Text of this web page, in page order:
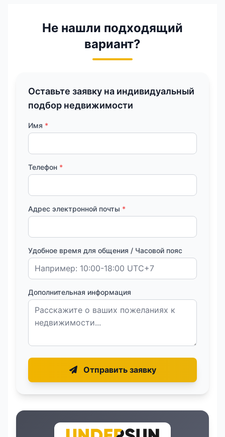
Не нашли подходящий
вариант?
Оставьте заявку на индивидуальный
подбор недвижимости
Имя *
Телефон *
Адрес электронной почты *
Удобное время для общения / Часовой пояс
Дополнительная информация
Отправить заявку